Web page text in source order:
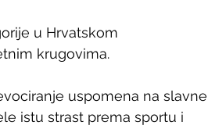
u Hrvatskom
krugovima.
uspomena na slavne
istu strast prema sportu i